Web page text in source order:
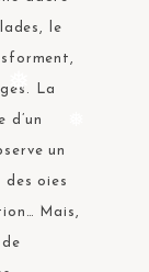
❅
le
La
d’un
un
des oies
Mais,